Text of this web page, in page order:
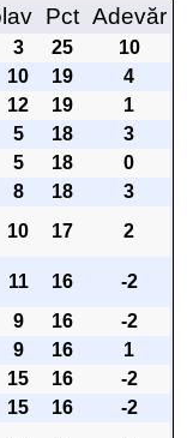
Pct Adevăr
3 25
10
10 19
4
12 19
1
5 18
3
5 18
0
8 18
3
10 17 2
11 16
-2
9 16
-2
9 16
1
15 16
-2
15 16
-2